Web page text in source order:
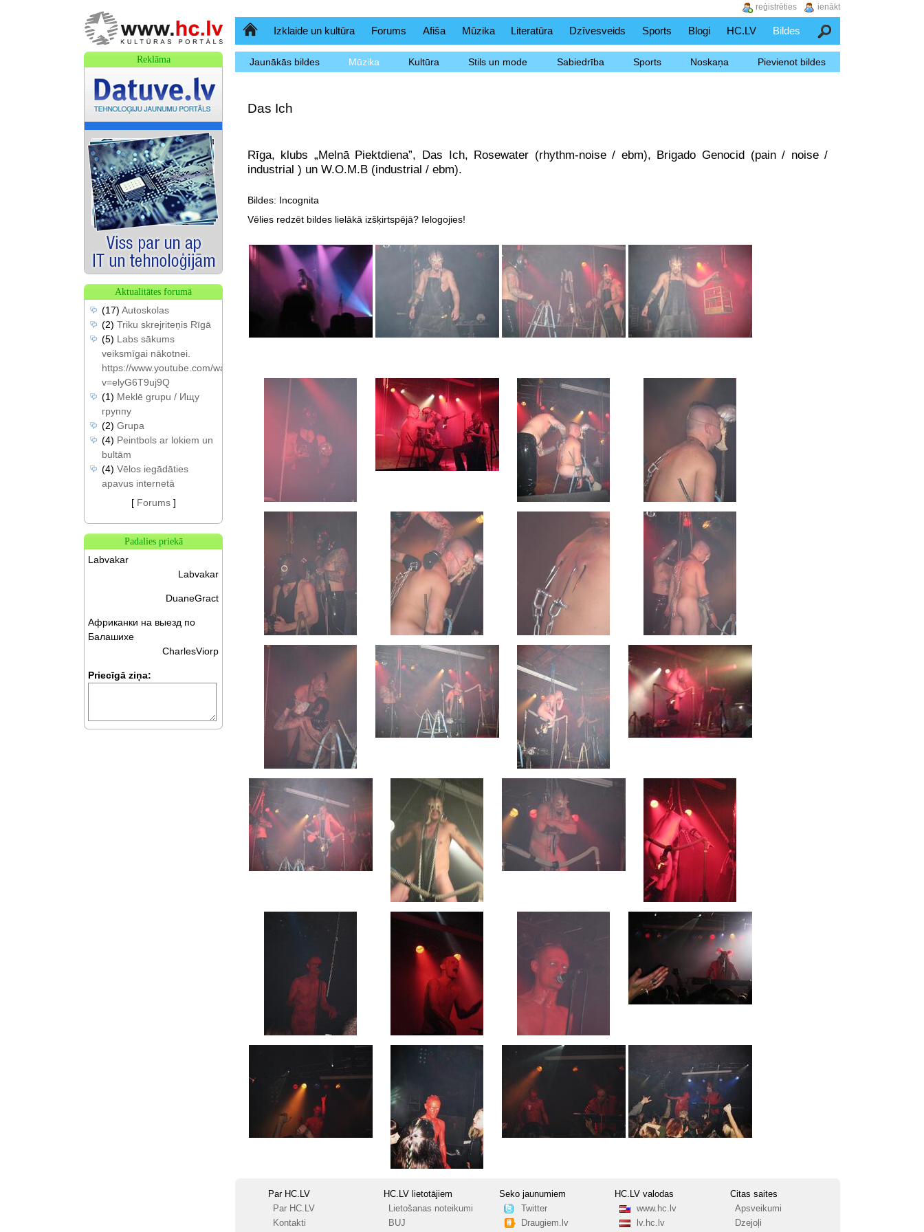
SākumlapaIzklaide un kultūra Forums Afiša Mūzika Literatūra Dzīvesveids Sports Blogi HC.LV Bildes Meklēšana
Jaunākās bildes Mūzika Kultūra Stils un mode Sabiedrība Sports Noskaņa Pievienot bildes
Das Ich
Rīga, klubs „Melnā Piektdiena”, Das Ich, Rosewater (rhythm-noise / ebm), Brigado Genocid (pain / noise /
industrial ) un W.O.M.B (industrial / ebm).
Bildes: Incognita
Vēlies redzēt bildes lielākā izšķirtspējā? Ielogojies!
Par HC.LV
Par HC.LV
Kontakti
HC.LV lietotājiem
Lietošanas noteikumi
BUJ
Seko jaunumiem
Twitter
Draugiem.lv
HC.LV valodas
www.hc.lv
lv.hc.lv
Citas saites
Apsveikumi
Dzejoļi
Reklāma
Aktualitātes forumā
(17) Autoskolas
(2) Triku skrejriteņis Rīgā
(5) Labs sākums
veiksmīgai nākotnei.
https://www.youtube.com/watch?
v=elyG6T9uj9Q
(1) Meklē grupu / Ищу
группу
(2) Grupa
(4) Peintbols ar lokiem un
bultām
(4) Vēlos iegādāties
apavus internetā
[ Forums]
Padalies priekā
Labvakar
Labvakar
DuaneGract
Африканки на выезд по
Балашихе
CharlesViorp
Priecīgā ziņa:
ienākt
reģistrēties